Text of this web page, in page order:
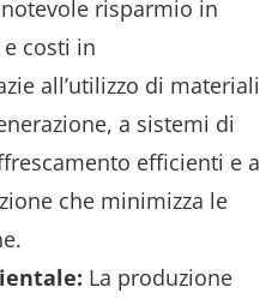
risparmio in
costi in
all’utilizzo di materiali
a sistemi di
efficienti e a
che minimizza le
La produzione